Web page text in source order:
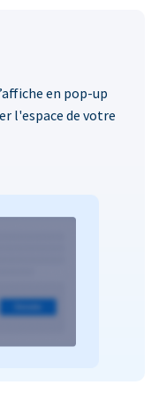
en pop-up
l'espace de votre